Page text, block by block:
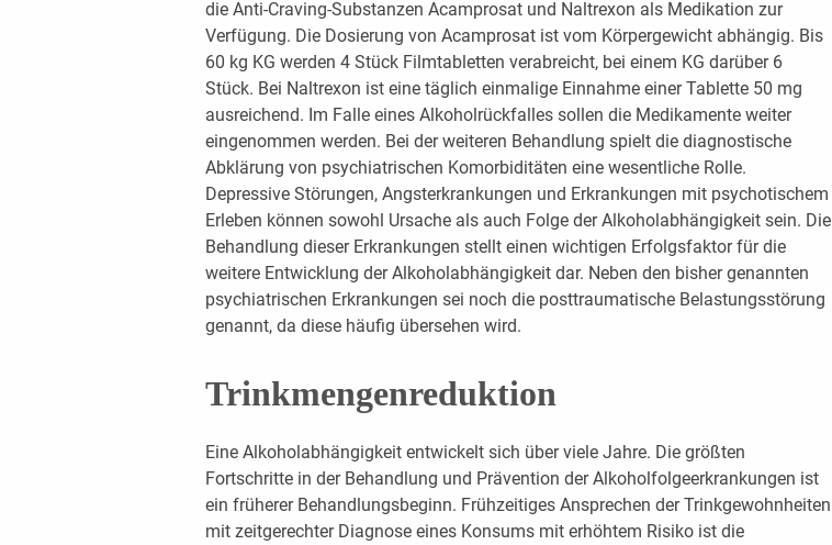
die Anti-Craving-Substanzen Acamprosat und Naltrexon als Medikation zur
Verfügung. Die Dosierung von Acamprosat ist vom Körpergewicht abhängig. Bis
60 kg KG werden 4 Stück Filmtabletten verabreicht, bei einem KG darüber 6
Stück. Bei Naltrexon ist eine täglich einmalige Einnahme einer Tablette 50 mg
ausreichend. Im Falle eines Alkoholrückfalles sollen die Medikamente weiter
eingenommen werden. Bei der weiteren Behandlung spielt die diagnostische
Abklärung von psychiatrischen Komorbiditäten eine wesentliche Rolle.
Depressive Störungen, Angsterkrankungen und Erkrankungen mit psychotischem
Erleben können sowohl Ursache als auch Folge der Alkoholabhängigkeit sein. Die
Behandlung dieser Erkrankungen stellt einen wichtigen Erfolgsfaktor für die
weitere Entwicklung der Alkoholabhängigkeit dar. Neben den bisher genannten
psychiatrischen Erkrankungen sei noch die posttraumatische Belastungsstörung
genannt, da diese häufig übersehen wird.
Trinkmengenreduktion
Eine Alkoholabhängigkeit entwickelt sich über viele Jahre. Die größten
Fortschritte in der Behandlung und Prävention der Alkoholfolgeerkrankungen ist
ein früherer Behandlungsbeginn. Frühzeitiges Ansprechen der Trinkgewohnheiten
mit zeitgerechter Diagnose eines Konsums mit erhöhtem Risiko ist die